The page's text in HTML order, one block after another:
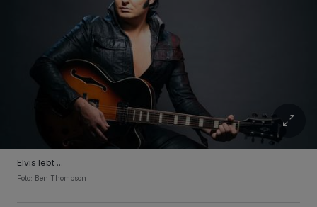
Elvis lebt ...
Foto: Ben Thompson